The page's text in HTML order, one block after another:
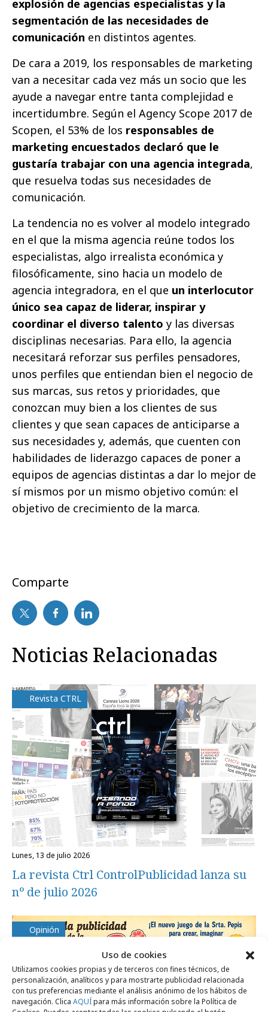
Uso de cookies
Utilizamos cookies propias y de terceros con fines técnicos, de
personalización, analíticos y para mostrarte publicidad relacionada
con tus preferencias mediante el análisis anónimo de los hábitos de
navegación. Clica AQUÍpara más información sobre la Política de
explosión de agencias especialistas y la
segmentación de las necesidades de
comunicación en distintos agentes.
De cara a 2019, los responsables de marketing
van a necesitar cada vez más un socio que les
ayude a navegar entre tanta complejidad e
incertidumbre. Según el Agency Scope 2017 de
Scopen, el 53% de los responsables de
marketing encuestados declaró que le
gustaría trabajar con una agencia integrada,
que resuelva todas sus necesidades de
comunicación.
La tendencia no es volver al modelo integrado
en el que la misma agencia reúne todos los
especialistas, algo irrealista económica y
filosóficamente, sino hacia un modelo de
agencia integradora, en el que un interlocutor
único sea capaz de liderar, inspirar y
coordinar el diverso talento y las diversas
disciplinas necesarias. Para ello, la agencia
necesitará reforzar sus perfiles pensadores,
unos perfiles que entiendan bien el negocio de
sus marcas, sus retos y prioridades, que
conozcan muy bien a los clientes de sus
clientes y que sean capaces de anticiparse a
sus necesidades y, además, que cuenten con
habilidades de liderazgo capaces de poner a
equipos de agencias distintas a dar lo mejor de
sí mismos por un mismo objetivo común: el
objetivo de crecimiento de la marca.
Comparte
Noticias Relacionadas
Revista CTRL
lunes, 13 de julio 2026
La revista Ctrl ControlPublicidad lanza su
nº de julio 2026
Opinión